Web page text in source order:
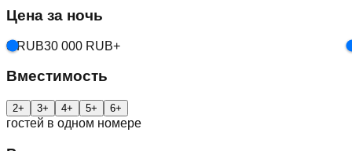
Цена за ночь
0 RUB30 000 RUB+
Вместимость
2+ 3+ 4+ 5+ 6+
гостей в одном номере